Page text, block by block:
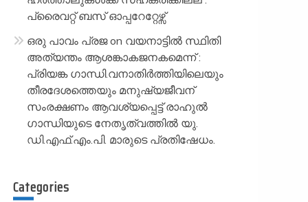
പ്രൈവറ്റ് ബസ് ഓപ്പറേറ്റേഴ്സ്
ഒരു പാവം പ്രജon വയനാട്ടിൽ സ്ഥിതി
അത്യന്തം ആശങ്കാകജനകമെന്ന് :
പ്രിയങ്ക ഗാന്ധി.വനാതിർത്തിയിലെയും
തീരദേശത്തെയും മനുഷ്യജീവന്
സംരക്ഷണം ആവശ്യപ്പെട്ട് രാഹുൽ
ഗാന്ധിയുടെ നേതൃത്വത്തിൽ യു.
ഡി.എഫ്.എം.പി. മാരുടെ പ്രതിഷേധം.
Categories